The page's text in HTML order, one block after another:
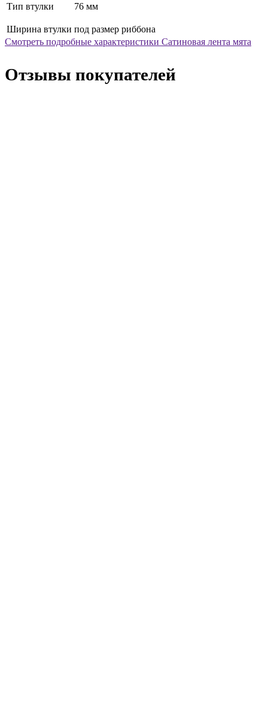
Тип втулки 76 мм
Ширина втулки под размер риббона
Смотреть подробные характеристики Сатиновая лента мята
Отзывы покупателей